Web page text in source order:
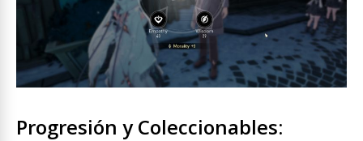
Progresión y Coleccionables: